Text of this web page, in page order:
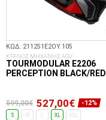
ΚΩΔ. 211251E2OY.105
ΚΡΑΝΟΣ ΜΗΧΑΝΗΣ AGV
TOURMODULAR E2206
PERCEPTION BLACK/RED
599,00€ 527,00€ -12%
S XL XXL